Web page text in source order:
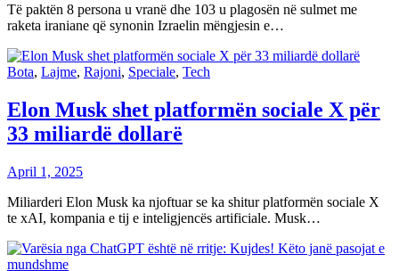
Të paktën 8 persona u vranë dhe 103 u plagosën në sulmet me
raketa iraniane që synonin Izraelin mëngjesin e…
Bota, Lajme, Rajoni, Speciale, Tech
Elon Musk shet platformën sociale X për
33 miliardë dollarë
April 1, 2025
Miliarderi Elon Musk ka njoftuar se ka shitur platformën sociale X
te xAI, kompania e tij e inteligjencës artificiale. Musk…